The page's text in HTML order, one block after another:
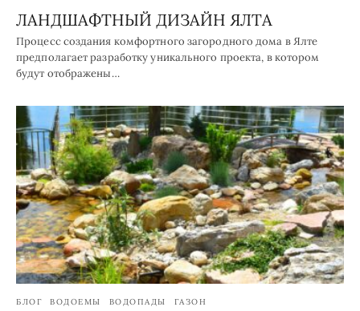
ЛАНДШАФТНЫЙ ДИЗАЙН ЯЛТА
Процесс создания комфортного загородного дома в Ялте
предполагает разработку уникального проекта, в котором
будут отображены…
БЛОГ ВОДОЕМЫ ВОДОПАДЫ
ГАЗОН